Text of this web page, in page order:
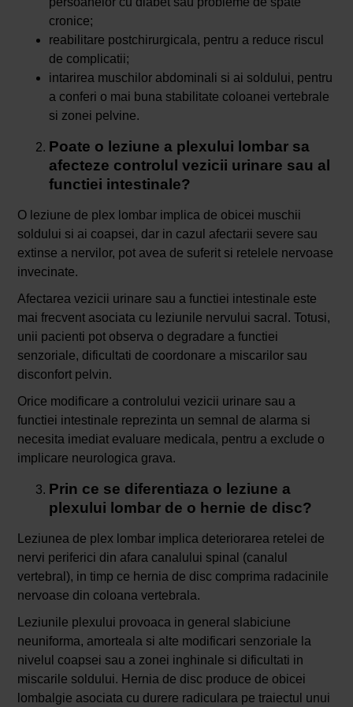
cronice;
reabilitare postchirurgicala, pentru a reduce riscul
de complicatii;
intarirea muschilor abdominali si ai soldului, pentru
a conferi o mai buna stabilitate coloanei vertebrale
si zonei pelvine.
Poate o leziune a plexului lombar sa
afecteze controlul vezicii urinare sau al
functiei intestinale?
O leziune de plex lombar implica de obicei muschii
soldului si ai coapsei, dar in cazul afectarii severe sau
extinse a nervilor, pot avea de suferit si retelele nervoase
invecinate.
Afectarea vezicii urinare sau a functiei intestinale este
mai frecvent asociata cu leziunile nervului sacral. Totusi,
unii pacienti pot observa o degradare a functiei
senzoriale, dificultati de coordonare a miscarilor sau
disconfort pelvin.
Orice modificare a controlului vezicii urinare sau a
functiei intestinale reprezinta un semnal de alarma si
necesita imediat evaluare medicala, pentru a exclude o
implicare neurologica grava.
Prin ce se diferentiaza o leziune a
plexului lombar de o hernie de disc?
Leziunea de plex lombar implica deteriorarea retelei de
nervi periferici din afara canalului spinal (canalul
vertebral), in timp ce hernia de disc comprima radacinile
nervoase din coloana vertebrala.
Leziunile plexului provoaca in general slabiciune
neuniforma, amorteala si alte modificari senzoriale la
nivelul coapsei sau a zonei inghinale si dificultati in
miscarile soldului. Hernia de disc produce de obicei
lombalgie asociata cu durere radiculara pe traiectul unui